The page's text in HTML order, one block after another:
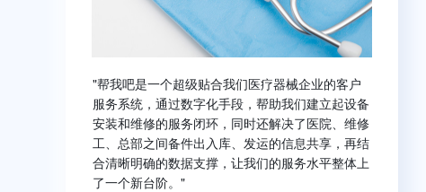
"帮我吧是一个超级贴合我们医疗器械企业的客户
服务系统，通过数字化手段，帮助我们建立起设备
安装和维修的服务闭环，同时还解决了医院、维修
工、总部之间备件出入库、发运的信息共享，再结
合清晰明确的数据支撑，让我们的服务水平整体上
了一个新台阶。"